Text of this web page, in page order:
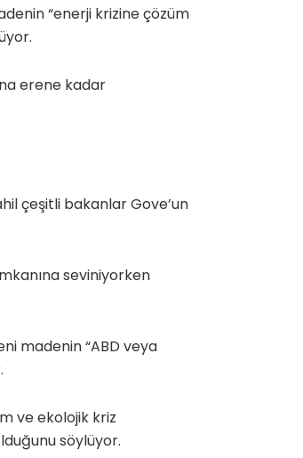
“enerji krizine çözüm
erene kadar
çeşitli bakanlar Gove’un
seviniyorken
madenin “ABD veya
ve ekolojik kriz
söylüyor.